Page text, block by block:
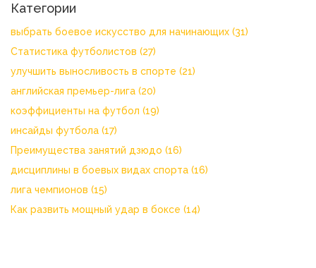
Категории
выбрать боевое искусство для начинающих (31)
Статистика футболистов (27)
улучшить выносливость в спорте (21)
английская премьер-лига (20)
коэффициенты на футбол (19)
инсайды футбола (17)
Преимущества занятий дзюдо (16)
дисциплины в боевых видах спорта (16)
лига чемпионов (15)
Как развить мощный удар в боксе (14)